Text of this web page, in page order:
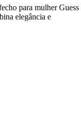
para mulher Guess
elegância e